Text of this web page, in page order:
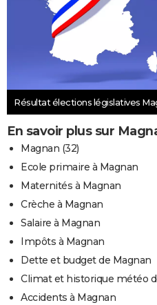
Résultat élections législatives
En savoir plus sur
Magnan (32)
Ecole primaire à Magnan
Maternités à Magnan
Crèche à Magnan
Salaire à Magnan
Impôts à Magnan
Dette et budget de Magnan
Climat et historique météo
Accidents à Magnan